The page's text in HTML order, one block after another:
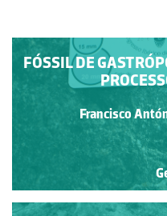
FÓSSIL DE
Francisco